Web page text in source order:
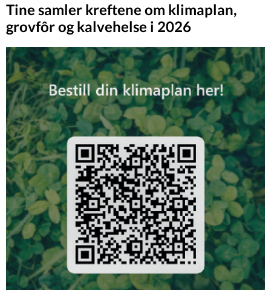
Tine samler kreftene om klimaplan,
grovfôr og kalvehelse i 2026